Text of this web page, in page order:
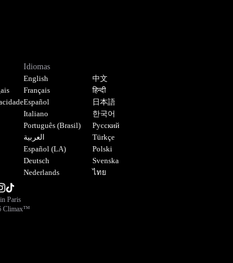
Idiomas
English
Français
Español
Italiano
Português (Brasil)
العربية
Español (LA)
Deutsch
Nederlands
中文
हिन्दी
日本語
한국어
Русский
Türkçe
Polski
Svenska
ไทย
Paris
Climax™